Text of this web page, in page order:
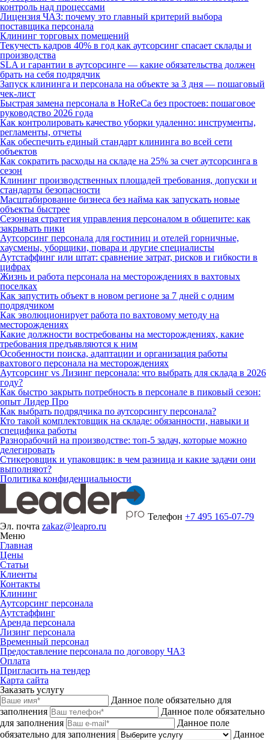
контроль над процессами
Лицензия ЧАЗ: почему это главный критерий выбора
поставщика персонала
Клининг торговых помещений
Текучесть кадров 40% в год как аутсорсинг спасает склады и
производства
SLA и гарантии в аутсорсинге — какие обязательства должен
брать на себя подрядчик
Запуск клининга и персонала на объекте за 3 дня — пошаговый
чек-лист
Быстрая замена персонала в HoReCa без простоев: пошаговое
руководство 2026 года
Как контролировать качество уборки удаленно: инструменты,
регламенты, отчеты
Как обеспечить единый стандарт клининга во всей сети
объектов
Как сократить расходы на складе на 25% за счет аутсорсинга в
сезон
Клининг производственных площадей требования, допуски и
стандарты безопасности
Масштабирование бизнеса без найма как запускать новые
объекты быстрее
Сезонная стратегия управления персоналом в общепите: как
закрывать пики
Аутсорсинг персонала для гостиниц и отелей горничные,
хаусмены, уборщики, повара и другие специалисты
Аутстаффинг или штат: сравнение затрат, рисков и гибкости в
цифрах
Жизнь и работа персонала на месторождениях в вахтовых
поселках
Как запустить объект в новом регионе за 7 дней с одним
подрядчиком
Как эволюционирует работа по вахтовому методу на
месторождениях
Какие должности востребованы на месторождениях, какие
требования предъявляются к ним
Особенности поиска, адаптации и организация работы
вахтового персонала на месторождениях
Аутсорсинг vs Лизинг персонала: что выбрать для склада в 2026
году?
Как быстро закрыть потребность в персонале в пиковый сезон:
опыт Лидер Про
Как выбрать подрядчика по аутсорсингу персонала?
Кто такой комплектовщик на складе: обязанности, навыки и
специфика работы
Разнорабочий на производстве: топ-5 задач, которые можно
делегировать
Стикеровщик и упаковщик: в чем разница и какие задачи они
выполняют?
Политика конфиденциальности
Телефон+7 495 165-07-79
Эл. почта zakaz@leapro.ru
Меню
Главная
Цены
Статьи
Клиенты
Контакты
Клининг
Аутсорсинг персонала
Аутстаффинг
Аренда персонала
Лизинг персонала
Временный персонал
Предоставление персонала по договору ЧАЗ
Оплата
Пригласить на тендер
Карта сайта
Заказать услугу
Данное поле обязательно для
заполнения
Данное поле обязательно
для заполнения
Данное поле
обязательно для заполнения
Данное